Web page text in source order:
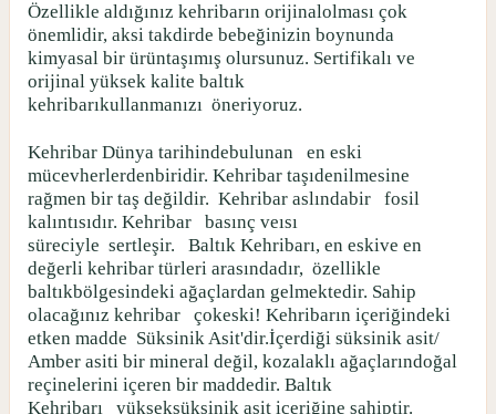
Özellikle aldığınız kehribarın orijinalolması çok
önemlidir, aksi takdirde bebeğinizin boynunda
kimyasal bir ürüntaşımış olursunuz. Sertifikalı ve
orijinal yüksek kalite baltık
kehribarıkullanmanızı öneriyoruz.
Kehribar Dünya tarihindebulunan
en eski
mücevherlerdenbiridir. Kehribar taşıdenilmesine
rağmen bir taş değildir. Kehribar aslındabir
fosil
kalıntısıdır. Kehribar
basınç veısı
süreciyle sertleşir.
Baltık Kehribarı, en eskive en
değerli kehribar türleri arasındadır, özellikle
baltıkbölgesindeki ağaçlardan gelmektedir. Sahip
olacağınız kehribar
çokeski! Kehribarın içeriğindeki
etken madde Süksinik Asit'dir.İçerdiği süksinik asit/
Amber asiti bir mineral değil, kozalaklı ağaçlarındoğal
reçinelerini içeren bir maddedir. Baltık
Kehribarı
yükseksüksinik asit içeriğine sahiptir.